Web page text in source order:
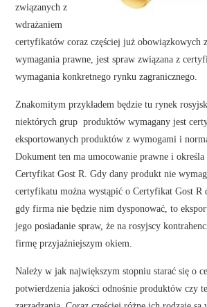
związanych z
wdrażaniem
certyfikatów coraz częściej już obowiązkowych
wymagania prawne, jest spraw związana z
wymagania konkretnego rynku zagranicznego.
Znakomitym przykładem będzie tu rynek
niektórych grup produktów wymagany jest
eksportowanych produktów z wymogami i
Dokument ten ma umocowanie prawne i określa
Certyfikat Gost R. Gdy dany produkt nie
certyfikatu można wystąpić o Certyfikat Gost R
gdy firma nie będzie nim dysponować, to
jego posiadanie spraw, że na rosyjscy
firmę przyjaźniejszym okiem.
Należy w jak największym stopniu starać się o
potwierdzenia jakości odnośnie produktów czy